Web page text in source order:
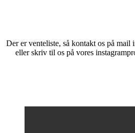
Der er venteliste, så kontakt os på
eller skriv til os på vores